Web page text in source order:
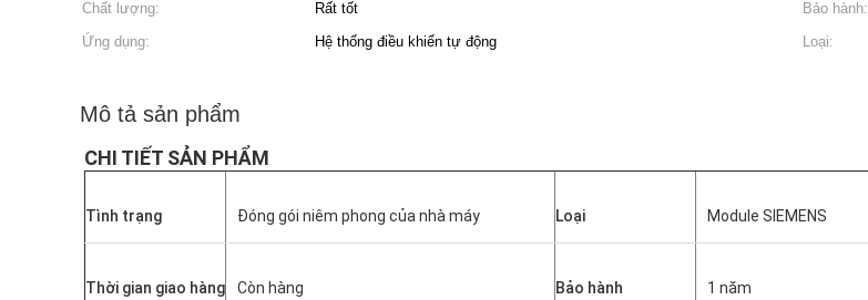
Chất lượng:
Rất tốt Bảo hành:
Ứng dụng:
Hệ thống điều khiển tự động Loại:
Mô tả sản phẩm
CHI TIẾT SẢN PHẨM
Tình trạng Đóng gói niêm phong của nhà máy Loại Module SIEMENS
Thời gian giao hàng Còn hàng Bảo hành 1 năm